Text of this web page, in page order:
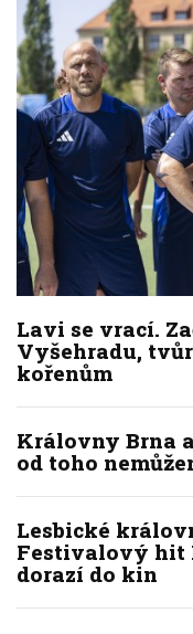
Lavi se vrací.
Vyšehradu,
kořenům
Královny Brna
od toho
Lesbické
Festivalový hit
dorazí do kin